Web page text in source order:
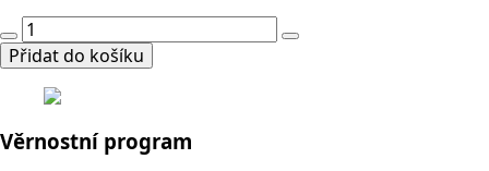
byla:
3316,40 Kč. 2653,10 Kč.
2x
Karnozin
EXTRA
mg
Přidat do košíku
Věrnostní program